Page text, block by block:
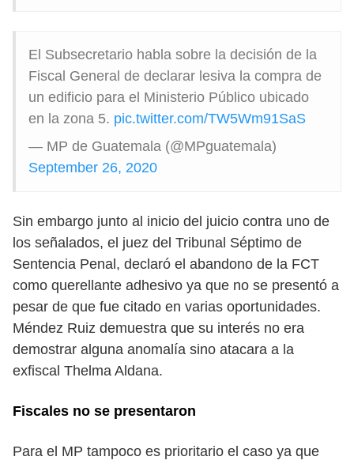
El Subsecretario habla sobre la decisión de la
Fiscal General de declarar lesiva la compra de
un edificio para el Ministerio Público ubicado
en la zona 5. pic.twitter.com/TW5Wm91SaS
— MP de Guatemala (@MPguatemala)
September 26, 2020
Sin embargo junto al inicio del juicio contra uno de
los señalados, el juez del Tribunal Séptimo de
Sentencia Penal, declaró el abandono de la FCT
como querellante adhesivo ya que no se presentó a
pesar de que fue citado en varias oportunidades.
Méndez Ruiz demuestra que su interés no era
demostrar alguna anomalía sino atacara a la
exfiscal Thelma Aldana.
Fiscales no se presentaron
Para el MP tampoco es prioritario el caso ya que